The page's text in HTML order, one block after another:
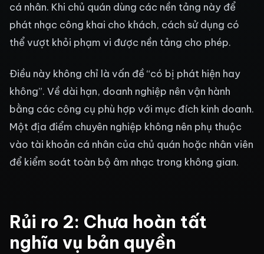
cá nhân. Khi chủ quán dùng các nền tảng này để
phát nhạc công khai cho khách, cách sử dụng có
thể vượt khỏi phạm vi được nền tảng cho phép.
Điều này không chỉ là vấn đề “có bị phát hiện hay
không”. Về dài hạn, doanh nghiệp nên vận hành
bằng các công cụ phù hợp với mục đích kinh doanh.
Một địa điểm chuyên nghiệp không nên phụ thuộc
vào tài khoản cá nhân của chủ quán hoặc nhân viên
để kiểm soát toàn bộ âm nhạc trong không gian.
Rủi ro 2: Chưa hoàn tất
nghĩa vụ bản quyền